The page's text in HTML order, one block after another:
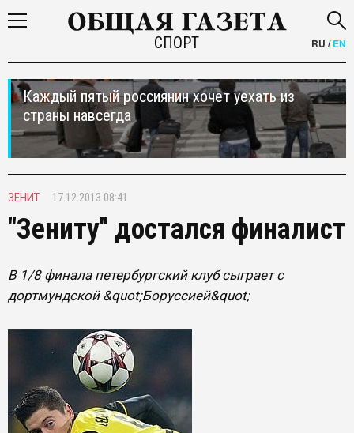
СПОРТ RU /EN
Каждый пятый россиянин хочет уехать из
страны навсегда
ЗЕНИТ 17.12.2013 08:41
"Зениту" достался финалист
В 1/8 финала петербургский клуб сыграет с
дортмундской &quot;Боруссией&quot;